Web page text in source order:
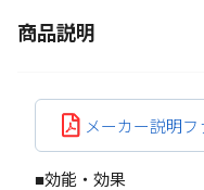
商品説明
メーカー説明フ
■効能・効果